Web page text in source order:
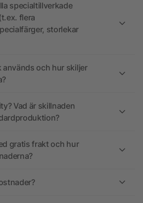
specialtillverkade
flera
storlekar
och hur skiljer
Vad är skillnaden
gratis frakt och hur